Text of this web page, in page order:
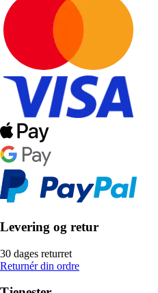
Levering og retur
30 dages returret
Returnér din ordre